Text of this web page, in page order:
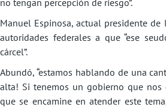
no tengan percepción de riesgo”.
Manuel Espinosa, actual presidente de
autoridades federales a que “ese
cárcel”.
Abundó, “estamos hablando de una
alta! Si tenemos un gobierno que nos
que se encamine en atender este